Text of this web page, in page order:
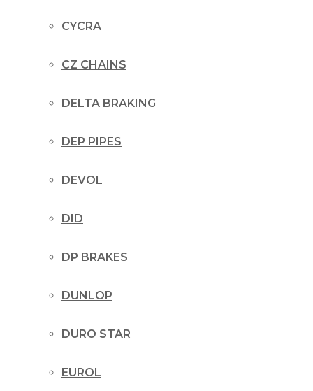
CYCRA
CZ CHAINS
DELTA BRAKING
DEP PIPES
DEVOL
DID
DP BRAKES
DUNLOP
DURO STAR
EUROL